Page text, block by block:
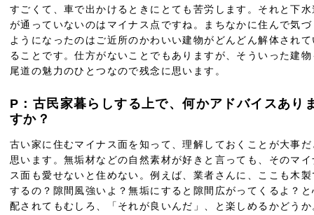
すごくて、車で出かけるときにとても苦労します。それと下水
が通っていないのはマイナス点ですね。まちなかに住んで気づ
ようになったのはご近所のかわいい建物がどんどん解体されて
ることです。仕方がないことでもありますが、そういった建物
尾道の魅力のひとつなので残念に思います。
P：古民家暮らしする上で、何かアドバイスあり
すか？
古い家に住むマイナス面を知って、理解しておくことが大事だ
思います。無垢材などの自然素材が好きと言っても、そのマイ
ス面も愛せないと住めない。例えば、業者さんに、ここも木製
するの？隙間風強いよ？無垢にすると隙間広がってくるよ？と
配されてもむしろ、「それが良いんだ」、と楽しめるかどうか